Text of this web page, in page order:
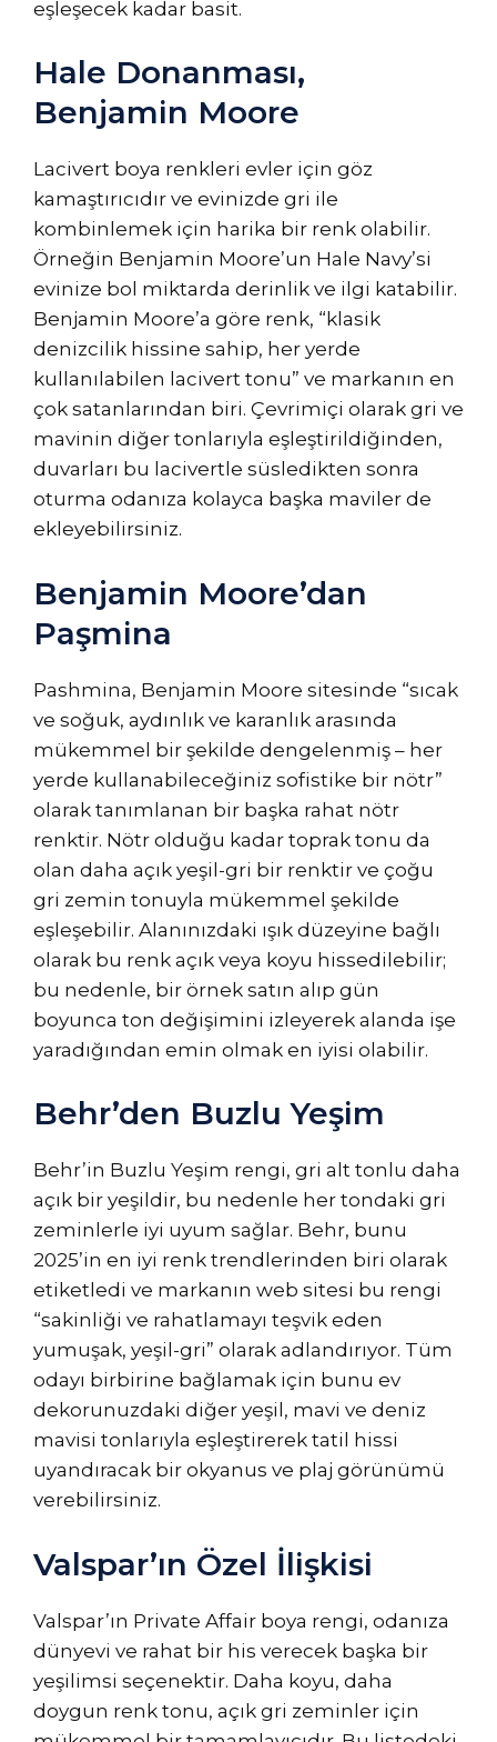
eşleşecek kadar basit.
Hale Donanması,
Benjamin Moore
Lacivert boya renkleri evler için göz
kamaştırıcıdır ve evinizde gri ile
kombinlemek için harika bir renk olabilir.
Örneğin Benjamin Moore’un Hale Navy’si
evinize bol miktarda derinlik ve ilgi katabilir.
Benjamin Moore’a göre renk, “klasik
denizcilik hissine sahip, her yerde
kullanılabilen lacivert tonu” ve markanın en
çok satanlarından biri. Çevrimiçi olarak gri ve
mavinin diğer tonlarıyla eşleştirildiğinden,
duvarları bu lacivertle süsledikten sonra
oturma odanıza kolayca başka maviler de
ekleyebilirsiniz.
Benjamin Moore’dan
Paşmina
Pashmina, Benjamin Moore sitesinde “sıcak
ve soğuk, aydınlık ve karanlık arasında
mükemmel bir şekilde dengelenmiş – her
yerde kullanabileceğiniz sofistike bir nötr”
olarak tanımlanan bir başka rahat nötr
renktir. Nötr olduğu kadar toprak tonu da
olan daha açık yeşil-gri bir renktir ve çoğu
gri zemin tonuyla mükemmel şekilde
eşleşebilir. Alanınızdaki ışık düzeyine bağlı
olarak bu renk açık veya koyu hissedilebilir;
bu nedenle, bir örnek satın alıp gün
boyunca ton değişimini izleyerek alanda işe
yaradığından emin olmak en iyisi olabilir.
Behr’den Buzlu Yeşim
Behr’in Buzlu Yeşim rengi, gri alt tonlu daha
açık bir yeşildir, bu nedenle her tondaki gri
zeminlerle iyi uyum sağlar. Behr, bunu
2025’in en iyi renk trendlerinden biri olarak
etiketledi ve markanın web sitesi bu rengi
“sakinliği ve rahatlamayı teşvik eden
yumuşak, yeşil-gri” olarak adlandırıyor. Tüm
odayı birbirine bağlamak için bunu ev
dekorunuzdaki diğer yeşil, mavi ve deniz
mavisi tonlarıyla eşleştirerek tatil hissi
uyandıracak bir okyanus ve plaj görünümü
verebilirsiniz.
Valspar’ın Özel İlişkisi
Valspar’ın Private Affair boya rengi, odanıza
dünyevi ve rahat bir his verecek başka bir
yeşilimsi seçenektir. Daha koyu, daha
doygun renk tonu, açık gri zeminler için